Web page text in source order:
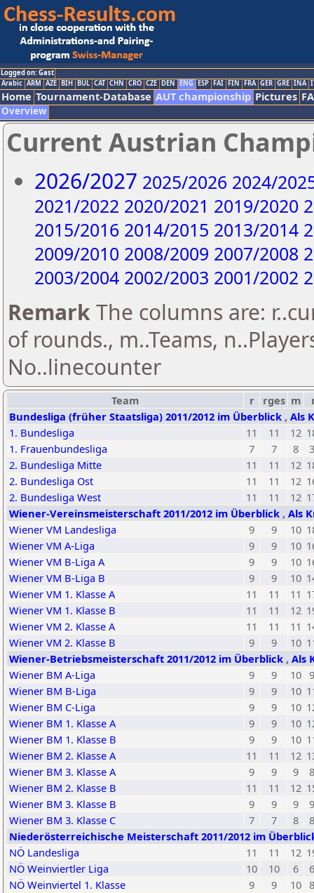
Logged on: Gast
Arabic ARM AZE BIH BUL CAT CHN CRO CZE DEN ENG ESP FAI FIN FRA GER GRE INA
Home Tournament-Database AUT championship Pictures
Overview
Current Austrian
2026/2027 2025/2026 2024/
2021/2022 2020/2021 2019/2020
2015/2016 2014/2015 2013/2014
2009/2010 2008/2009 2007/2008
2003/2004 2002/2003 2001/2002
RemarkThe columns are:
of rounds., m..Teams,
No..linecounter
Team r rges m
Bundesliga (früher Staatsliga) 2011/2012 im Überblick , Als
1. Bundesliga
11 11 12
1. Frauenbundesliga
7 7 8
2. Bundesliga Mitte
11 11 12
2. Bundesliga Ost
11 11 12
2. Bundesliga West
11 11 12
Wiener-Vereinsmeisterschaft 2011/2012 im Überblick , Als
Wiener VM Landesliga
9 9 10
Wiener VM A-Liga
9 9 10
Wiener VM B-Liga A
9 9 10
Wiener VM B-Liga B
9 9 10
Wiener VM 1. Klasse A
11 11 11
Wiener VM 1. Klasse B
11 11 12
Wiener VM 2. Klasse A
11 11 11
Wiener VM 2. Klasse B
9 9 10
Wiener-Betriebsmeisterschaft 2011/2012 im Überblick , Als
Wiener BM A-Liga
9 9 10
Wiener BM B-Liga
9 9 10
Wiener BM C-Liga
9 9 10
Wiener BM 1. Klasse A
9 9 10
Wiener BM 1. Klasse B
9 9 10
Wiener BM 2. Klasse A
11 11 12
Wiener BM 3. Klasse A
9 9 9
Wiener BM 2. Klasse B
11 11 12
Wiener BM 3. Klasse B
9 9 9
Wiener BM 3. Klasse C
7 7 8
Niederösterreichische Meisterschaft 2011/2012 im
NÖ Landesliga
11 11 12
NÖ Weinviertler Liga
10 10 6
NÖ Weinviertel 1. Klasse
9 9 10